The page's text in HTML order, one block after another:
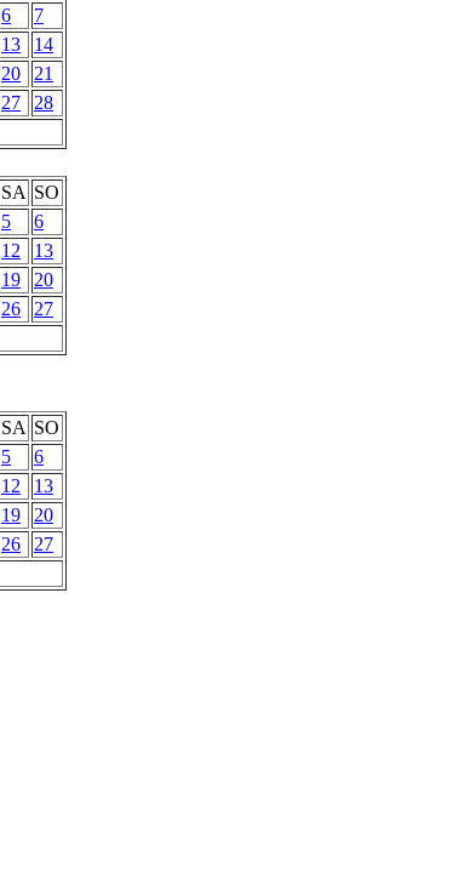
6
7
13
14
20
21
27
28
SA SO
5
6
12
13
19
20
26
27
SA SO
5
6
12
13
19
20
26
27